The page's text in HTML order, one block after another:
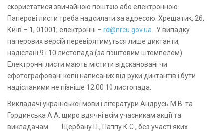
скористатися звичайною поштою або електронною.
Паперові листи треба надсилати за адресою: Хрещатик, 26,
Київ – 1, 01001; електронні – rd@nrcu.gov.ua . У випадку
паперових версій перевірятимуться лише диктанти,
надіслані 9 і 10 листопада (за поштовим штемпелем).
Електронні листи мають містити відскановані чи
сфотографовані копії написаних від руки диктантів і бути
надісланими не пізніше 12:00 10 листопада.
Викладачі української мови і літератури Андрусь М.В. та
Гординська А.А. щиро вдячні всім учасникам акції та
викладачам Щербану І.І., Паппу К.С., без участі яких